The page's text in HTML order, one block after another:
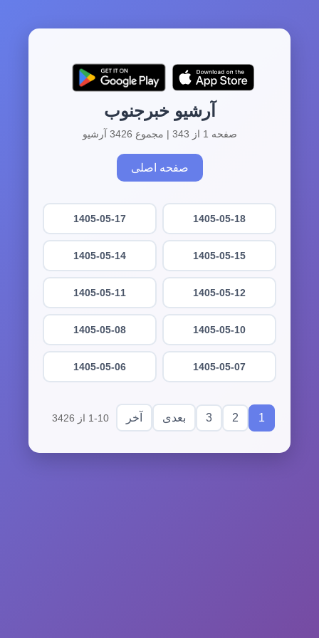
آرشیو خبرجنوب
صفحه 1 از 343 | مجموع 3426 آرشیو
صفحه اصلی
1405-05-18
1405-05-17
1405-05-15
1405-05-14
1405-05-12
1405-05-11
1405-05-10
1405-05-08
1405-05-07
1405-05-06
1
2
3 بعدی آخر 1-10 از 3426